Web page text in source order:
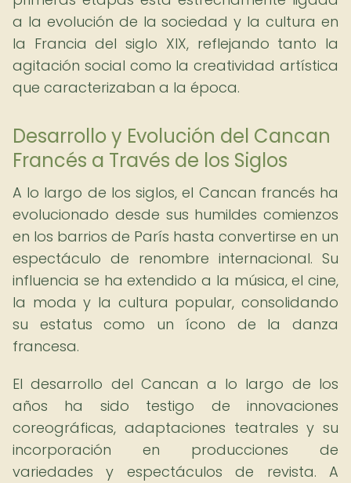
a la evolución de la sociedad y la cultura en
la Francia del siglo XIX, reflejando tanto la
agitación social como la creatividad artística
que caracterizaban a la época.
Desarrollo y Evolución del Cancan
Francés a Través de los Siglos
A lo largo de los siglos, el Cancan francés ha
evolucionado desde sus humildes comienzos
en los barrios de París hasta convertirse en un
espectáculo de renombre internacional. Su
influencia se ha extendido a la música, el cine,
la moda y la cultura popular, consolidando
su estatus como un ícono de la danza
francesa.
El desarrollo del Cancan a lo largo de los
años ha sido testigo de innovaciones
coreográficas, adaptaciones teatrales y su
incorporación en producciones de
variedades y espectáculos de revista. A